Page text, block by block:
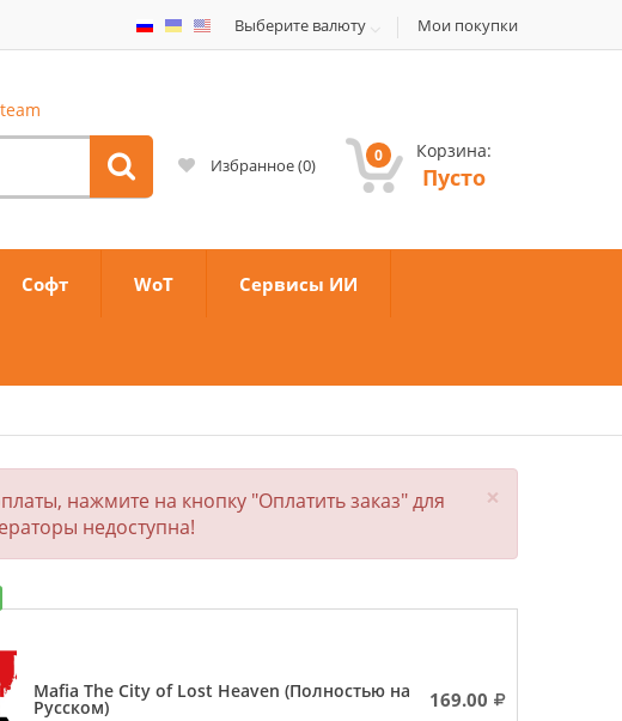
Выберите валюту Мои покупки
Избранное(0) 0 Корзина:
Пусто
Софт WoT Сервисы ИИ
×
нажмите на кнопку "Оплатить заказ" для
недоступна!
Mafia The City of Lost Heaven (Полностью на
Русском) 169.00